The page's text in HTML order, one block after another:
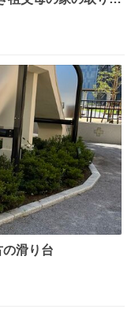
ない食器棚と机の
ても大切にしてお
滑り台